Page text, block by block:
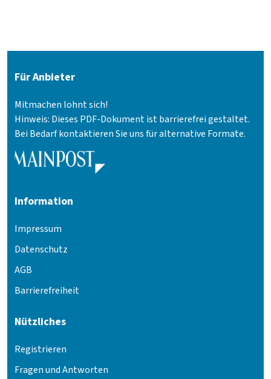
Für Anbieter
Mitmachen lohnt sich!
Hinweis: Dieses PDF-Dokument ist barrierefrei gestaltet.
Bei Bedarf kontaktieren Sie uns für alternative Formate.
Information
Impressum
Datenschutz
AGB
Barrierefreiheit
Nützliches
Registrieren
Fragen und Antworten